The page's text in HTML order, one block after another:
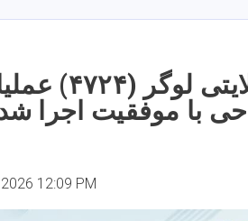
در سال گذشته در
با موفقیت اجرا
12:09 PM